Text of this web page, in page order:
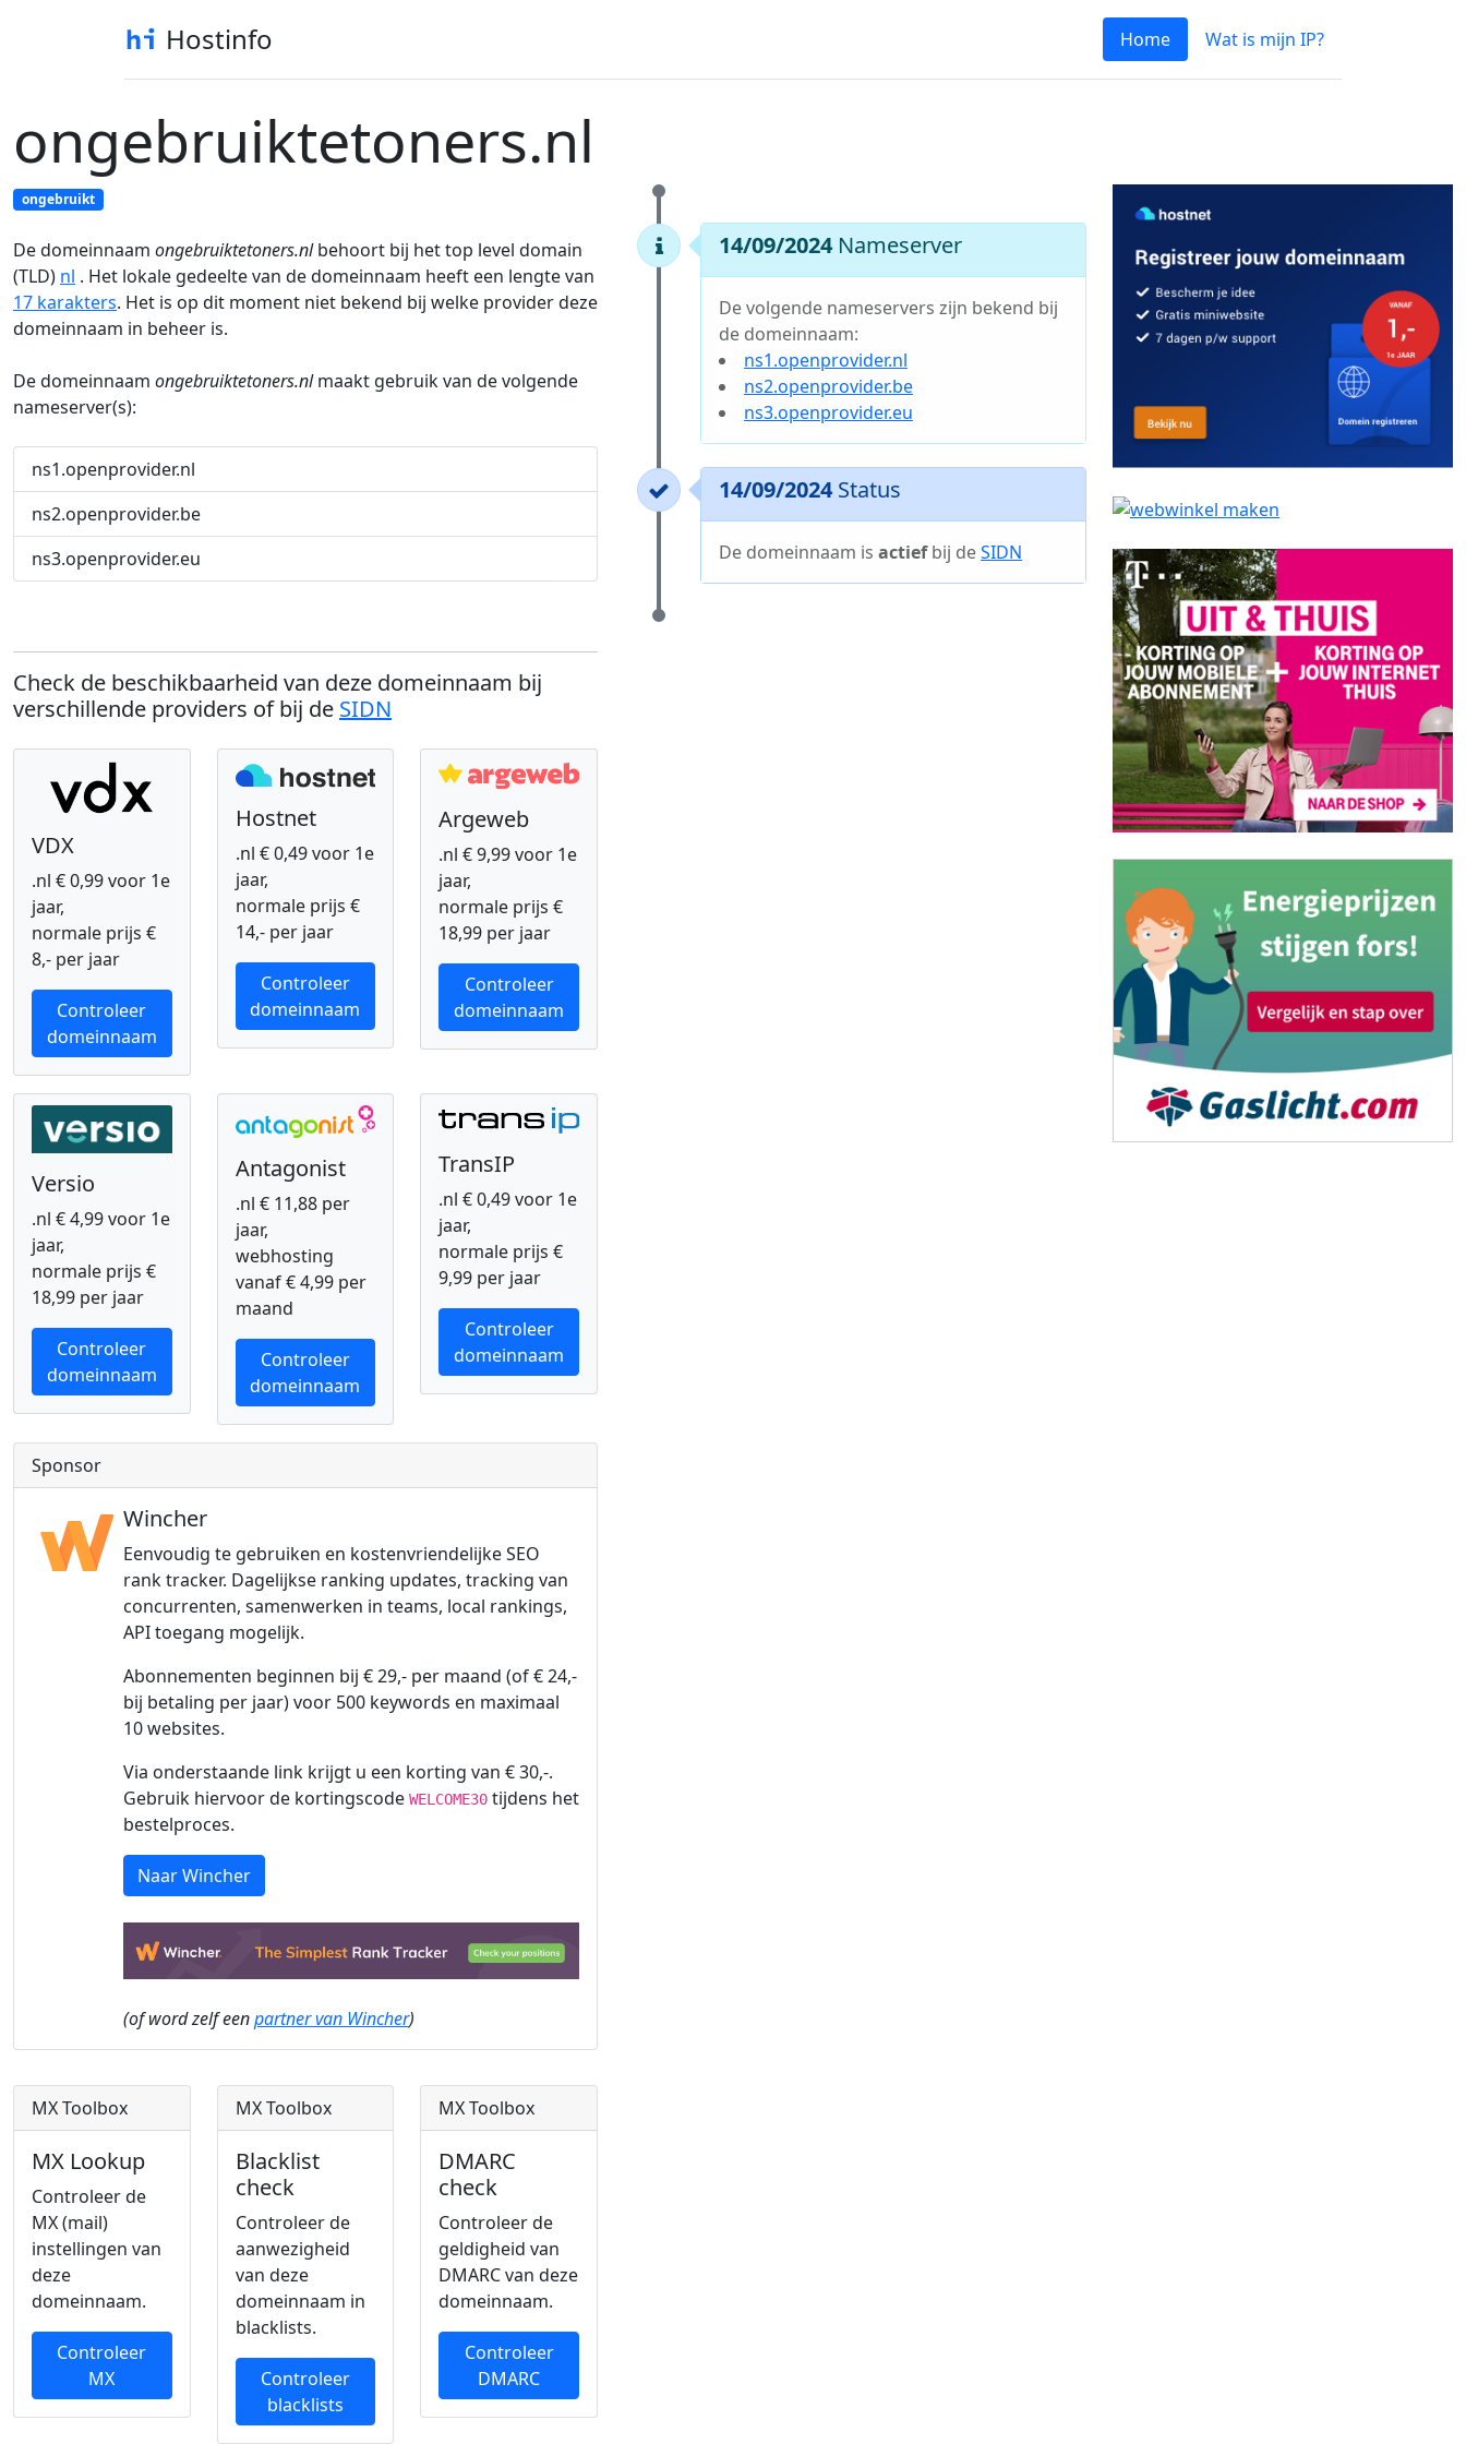
Hostinfo Home Wat is mijn IP?
ongebruiktetoners.nl
ongebruikt
De domeinnaam ongebruiktetoners.nlbehoort bij het top level domain
(TLD) nl . Het lokale gedeelte van de domeinnaam heeft een lengte van
17 karakters. Het is op dit moment niet bekend bij welke provider deze
domeinnaam in beheer is.
De domeinnaam ongebruiktetoners.nlmaakt gebruik van de volgende
nameserver(s):
ns1.openprovider.nl
ns2.openprovider.be
ns3.openprovider.eu
Check de beschikbaarheid van deze domeinnaam bij
verschillende providers of bij de SIDN
VDX
.nl € 0,99 voor 1e
jaar,
normale prijs €
8,- per jaar
Controleer
domeinnaam
Hostnet
.nl € 0,49 voor 1e
jaar,
normale prijs €
14,- per jaar
Controleer
domeinnaam
Argeweb
.nl € 9,99 voor 1e
jaar,
normale prijs €
18,99 per jaar
Controleer
domeinnaam
Versio
.nl € 4,99 voor 1e
jaar,
normale prijs €
18,99 per jaar
Controleer
domeinnaam
Antagonist
.nl € 11,88 per
jaar,
webhosting
vanaf € 4,99 per
maand
Controleer
domeinnaam
TransIP
.nl € 0,49 voor 1e
jaar,
normale prijs €
9,99 per jaar
Controleer
domeinnaam
Sponsor
Wincher
Eenvoudig te gebruiken en kostenvriendelijke SEO
rank tracker. Dagelijkse ranking updates, tracking van
concurrenten, samenwerken in teams, local rankings,
API toegang mogelijk.
Abonnementen beginnen bij € 29,- per maand (of € 24,-
bij betaling per jaar) voor 500 keywords en maximaal
10 websites.
Via onderstaande link krijgt u een korting van € 30,-.
Gebruik hiervoor de kortingscode WELCOME30tijdens het
bestelproces.
Naar Wincher
(of word zelf eenpartner van Wincher)
MX Toolbox
MX Lookup
Controleer de
MX (mail)
instellingen van
deze
domeinnaam.
Controleer
MX
MX Toolbox
Blacklist
check
Controleer de
aanwezigheid
van deze
domeinnaam in
blacklists.
Controleer
blacklists
MX Toolbox
DMARC
check
Controleer de
geldigheid van
DMARC van deze
domeinnaam.
Controleer
DMARC
14/09/2024 Nameserver
De volgende nameservers zijn bekend bij
de domeinnaam:
ns1.openprovider.nl
ns2.openprovider.be
ns3.openprovider.eu
14/09/2024 Status
De domeinnaam is actiefbij deSIDN